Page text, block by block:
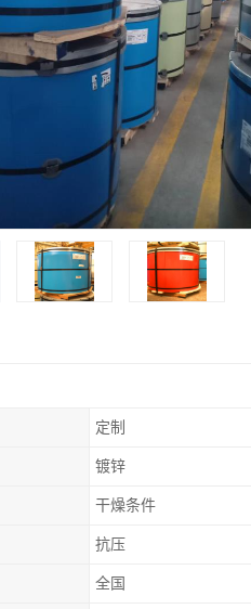
定制
镀锌
干燥条件
抗压
全国